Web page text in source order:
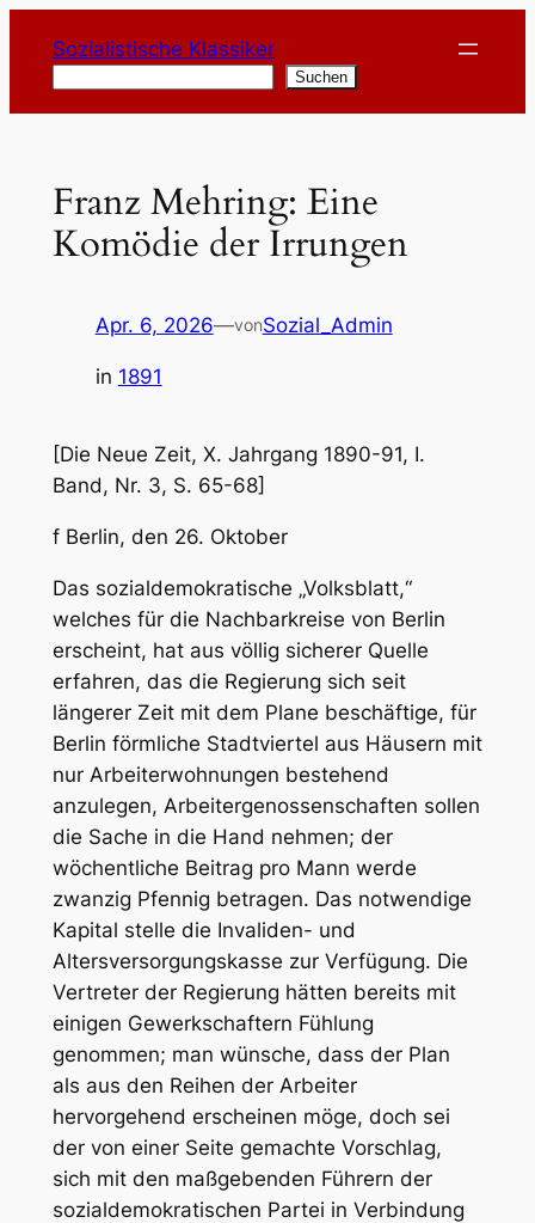
Inhalt
springen
Sozialistische Klassiker
Suchen
Franz Mehring: Eine
Komödie der Irrungen
Apr. 6, 2026—vonSozial_Admin
in 1891
[Die Neue Zeit, X. Jahrgang 1890-91, I.
Band, Nr. 3, S. 65-68]
f Berlin, den 26. Oktober
Das sozialdemokratische „Volksblatt,“
welches für die Nachbarkreise von Berlin
erscheint, hat aus völlig sicherer Quelle
erfahren, das die Regierung sich seit
längerer Zeit mit dem Plane beschäftige, für
Berlin förmliche Stadtviertel aus Häusern mit
nur Arbeiterwohnungen bestehend
anzulegen, Arbeitergenossenschaften sollen
die Sache in die Hand nehmen; der
wöchentliche Beitrag pro Mann werde
zwanzig Pfennig betragen. Das notwendige
Kapital stelle die Invaliden- und
Altersversorgungskasse zur Verfügung. Die
Vertreter der Regierung hätten bereits mit
einigen Gewerkschaftern Fühlung
genommen; man wünsche, dass der Plan
als aus den Reihen der Arbeiter
hervorgehend erscheinen möge, doch sei
der von einer Seite gemachte Vorschlag,
sich mit den maßgebenden Führern der
sozialdemokratischen Partei in Verbindung